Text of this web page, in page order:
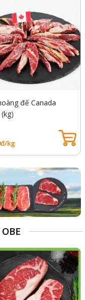
đế Canada
kg